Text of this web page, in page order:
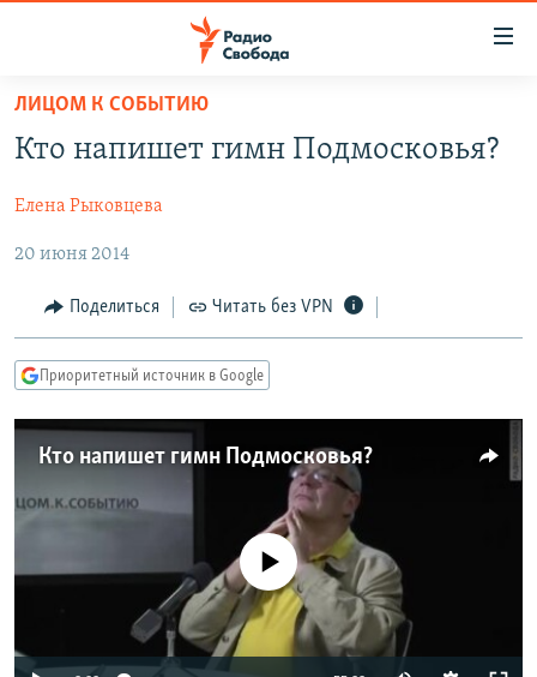
упрощенного
доступа
содержанию
Вернутся
главной
навигации
Вернутся
АВТОРСКИЕ ПРОЕКТЫ
ЦИТАТЫ СВОБОДЫ
МНЕНИЯ
КУЛЬТУРА
IDEL.РЕАЛИИ
КАВКАЗ.РЕАЛИИ
СЕВЕР.РЕАЛИИ
СИБИРЬ.РЕАЛИИ
РАСПИСАНИЕ ВЕЩАНИЯ
ПОДПИШИТЕСЬ НА РАССЫЛКУ
СОЦИАЛЬНЫЕ СЕТИ
ЛИЦОМ К СОБЫТИЮ
Кто напишет гимн Подмосковья?
Елена Рыковцева
20 июня 2014
Поделиться Читать без VPN
Приоритетный источник в Google
Кто напишет гимн Подмосковья?
No media source currently available